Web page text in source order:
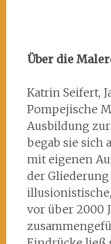
Über die
Katrin Seifert,
Pompejische
Ausbildung
begab sie sich
mit eigenen
der
vor über 2000